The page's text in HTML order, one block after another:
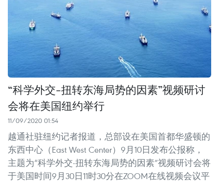
“科学外交-扭转东海局势的因素”视频研讨
会将在美国纽约举行
11/09/2020 01:54
越通社驻纽约记者报道，总部设在美国首都华盛顿的
东西中心（East West Center）9月10日发布公报称，
主题为“科学外交-扭转东海局势的因素”视频研讨会将
于美国时间9月30日11时30分在ZOOM在线视频会议平